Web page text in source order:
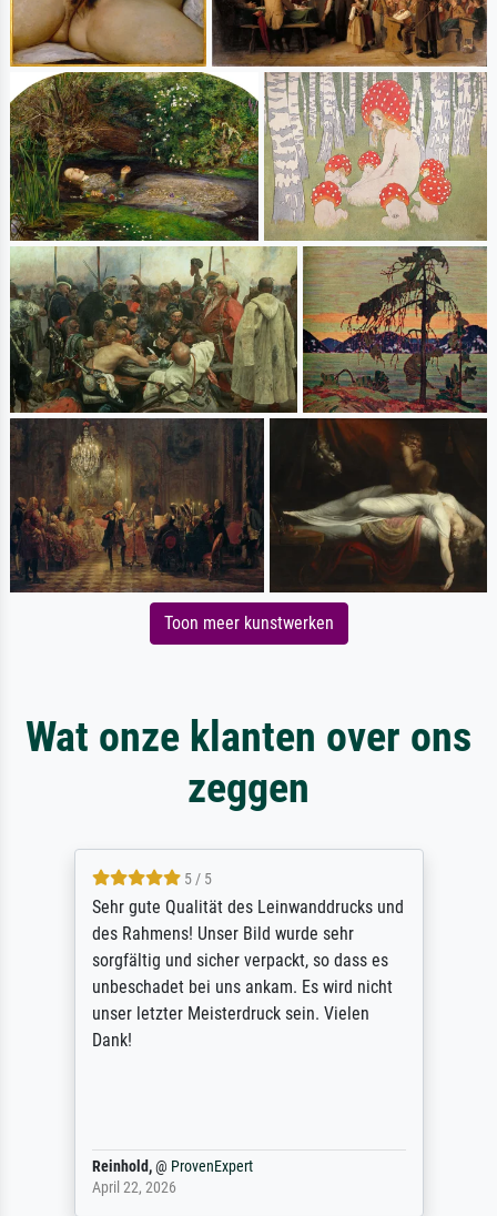
Toon meer kunstwerken
Wat onze klanten over ons
zeggen
5 / 5
Sehr gute Qualität des Leinwanddrucks und
des Rahmens! Unser Bild wurde sehr
sorgfältig und sicher verpackt, so dass es
unbeschadet bei uns ankam. Es wird nicht
unser letzter Meisterdruck sein. Vielen
Dank!
Reinhold,@ ProvenExpert
April 22, 2026